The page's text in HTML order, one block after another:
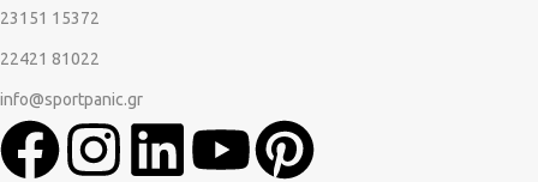
23151 15372
22421 81022
info@sportpanic.gr